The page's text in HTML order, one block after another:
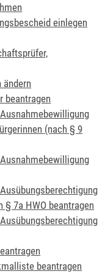
einlegen
beantragen
(nach § 9
7a HWO beantragen
beantragen